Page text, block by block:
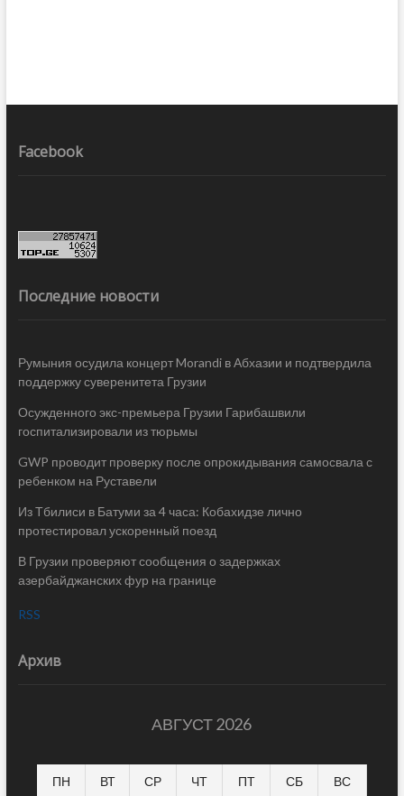
Facebook
Последние новости
Румыния осудила концерт Morandi в Абхазии и подтвердила
поддержку суверенитета Грузии
Осужденного экс-премьера Грузии Гарибашвили
госпитализировали из тюрьмы
GWP проводит проверку после опрокидывания самосвала с
ребенком на Руставели
Из Тбилиси в Батуми за 4 часа: Кобахидзе лично
протестировал ускоренный поезд
В Грузии проверяют сообщения о задержках
азербайджанских фур на границе
RSS
Архив
АВГУСТ 2026
ПН ВТ СР ЧТ ПТ СБ ВС